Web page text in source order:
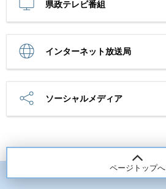
県政テレビ番組
インターネット放送局
ソーシャルメディア
ページトップへ